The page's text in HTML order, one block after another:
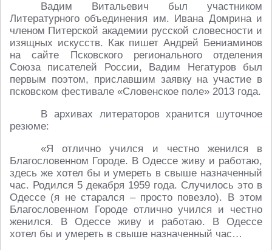
Вадим Витальевич был участником
Литературного объединения им. Ивана Домрина и
членом Питерской академии русской словесности и
изящных искусств. Как пишет Андрей Бениаминов
на сайте Псковского регионального отделения
Союза писателей России, Вадим Негатуров был
первым поэтом, приславшим заявку на участие в
псковском фестивале «Словенское поле» 2013 года.
В архивах литераторов хранится шуточное
резюме:
«Я отлично учился и честно женился в
Благословенном Городе. В Одессе живу и работаю,
здесь же хотел бы и умереть в свыше назначенный
час. Родился 5 декабря 1959 года. Случилось это в
Одессе (я не старался – просто повезло). В этом
Благословенном Городе отлично учился и честно
женился. В Одессе живу и работаю. В Одессе
хотел бы и умереть в свыше назначенный час…